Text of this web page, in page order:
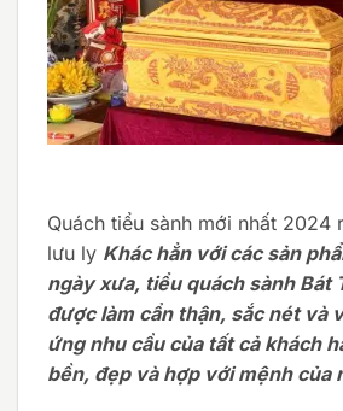
Quách tiểu sành mới nhất 2024
lưu ly Khác hẳn với các sản
ngày xưa, tiểu quách sành Bát
được làm cẩn thận, sắc nét và
ứng nhu cầu của tất cả khách
bền, đẹp và hợp với mệnh của